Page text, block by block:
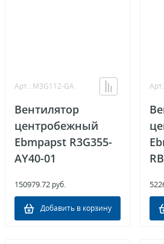
Арт.: M3G112-GA
Вентилятор
центробежный
Ebmpapst R3G355-
AY40-01
150979.72 руб.
Добавить в корзину